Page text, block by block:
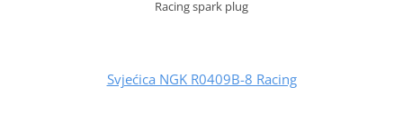
Racing spark plug
Svjećica NGK R0409B-8 Racing